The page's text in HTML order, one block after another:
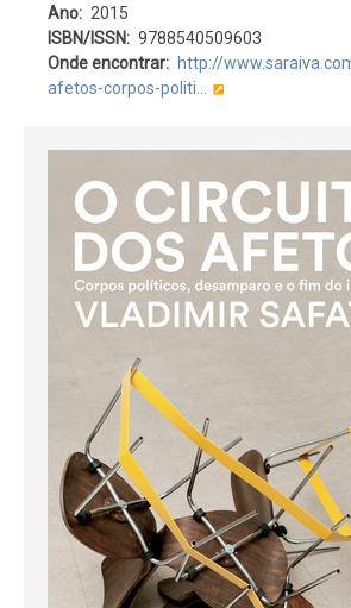
Ano
2015
ISBN/ISSN
9788540509603
Onde encontrar
http://
afetos-corpos-politi…